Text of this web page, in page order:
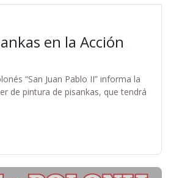
en la Acción
“San Juan Pablo II” informa la
de pintura de pisankas, que tendrá